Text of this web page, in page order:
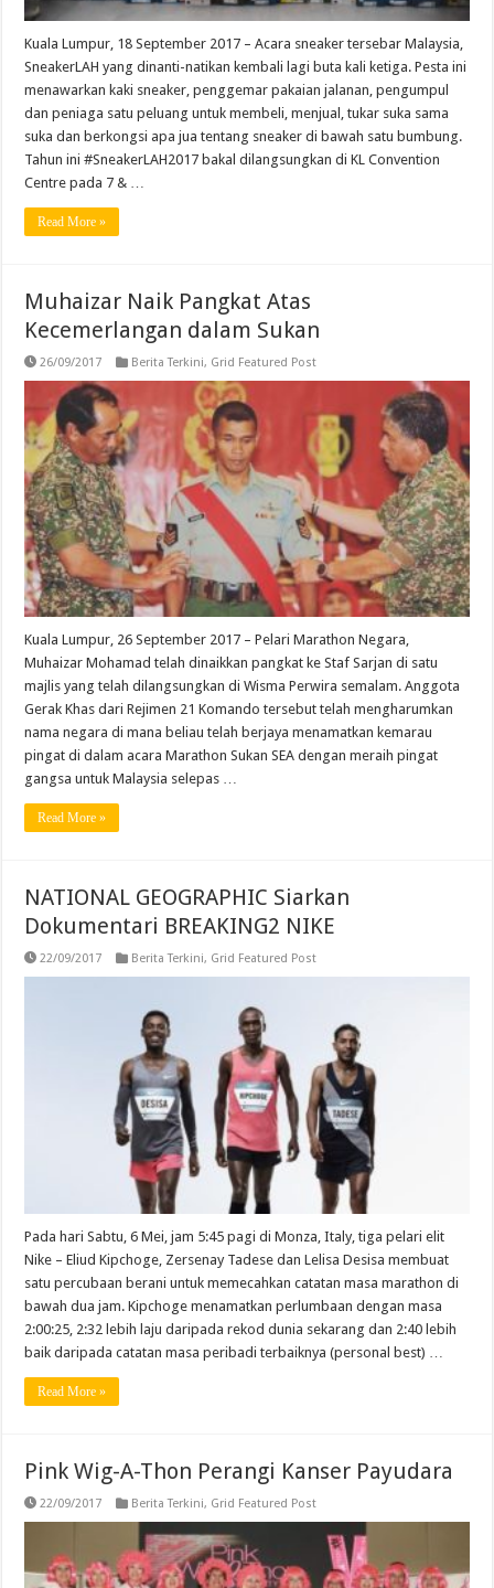
Kuala Lumpur, 18 September 2017 – Acara sneaker tersebar Malaysia,
SneakerLAH yang dinanti-natikan kembali lagi buta kali ketiga. Pesta ini
menawarkan kaki sneaker, penggemar pakaian jalanan, pengumpul
dan peniaga satu peluang untuk membeli, menjual, tukar suka sama
suka dan berkongsi apa jua tentang sneaker di bawah satu bumbung.
Tahun ini #SneakerLAH2017 bakal dilangsungkan di KL Convention
Centre pada 7 & …
Read More »
Muhaizar Naik Pangkat Atas
Kecemerlangan dalam Sukan
26/09/2017 Berita Terkini, Grid Featured Post
Kuala Lumpur, 26 September 2017 – Pelari Marathon Negara,
Muhaizar Mohamad telah dinaikkan pangkat ke Staf Sarjan di satu
majlis yang telah dilangsungkan di Wisma Perwira semalam. Anggota
Gerak Khas dari Rejimen 21 Komando tersebut telah mengharumkan
nama negara di mana beliau telah berjaya menamatkan kemarau
pingat di dalam acara Marathon Sukan SEA dengan meraih pingat
gangsa untuk Malaysia selepas …
Read More »
NATIONAL GEOGRAPHIC Siarkan
Dokumentari BREAKING2 NIKE
22/09/2017 Berita Terkini, Grid Featured Post
Pada hari Sabtu, 6 Mei, jam 5:45 pagi di Monza, Italy, tiga pelari elit
Nike – Eliud Kipchoge, Zersenay Tadese dan Lelisa Desisa membuat
satu percubaan berani untuk memecahkan catatan masa marathon di
bawah dua jam. Kipchoge menamatkan perlumbaan dengan masa
2:00:25, 2:32 lebih laju daripada rekod dunia sekarang dan 2:40 lebih
baik daripada catatan masa peribadi terbaiknya (personal best) …
Read More »
Pink Wig-A-Thon Perangi Kanser Payudara
22/09/2017 Berita Terkini, Grid Featured Post